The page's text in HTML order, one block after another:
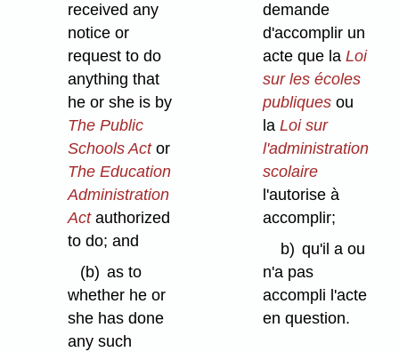
received any
notice or
request to do
anything that
he or she is by
The Public
Schools Actor
The Education
Administration
Actauthorized
to do; and
(b) as to
whether he or
she has done
any such
demande
d'accomplir un
acte que laLoi
sur les écoles
publiques ou
laLoi sur
l'administration
scolaire
l'autorise à
accomplir;
b) qu'il a ou
n'a pas
accompli l'acte
en question.